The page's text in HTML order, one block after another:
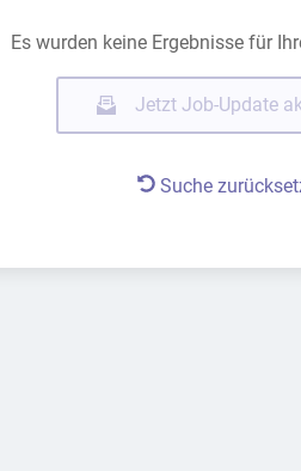
Es wurden keine Ergebnisse für
Jetzt Job-Update
Suche